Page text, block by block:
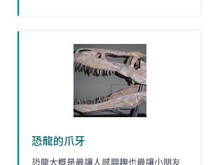
恐龍的爪牙
恐龍大概是最讓人感興趣也最讓小朋友